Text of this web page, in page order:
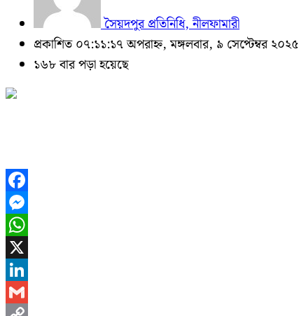
সৈয়দপুর প্রতিনিধি, নীলফামারী
প্রকাশিত ০৭:১১:১৭ অপরাহ্ন, মঙ্গলবার, ৯ সেপ্টেম্বর ২০২৫
১৬৮ বার পড়া হয়েছে
Facebook
Messenger
WhatsApp
X
LinkedIn